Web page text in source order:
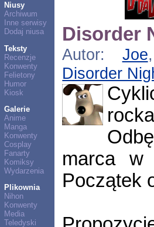
Niusy
Archiwum
Inne serwisy
Dodaj niusa
Teksty
Recenzje
Konwenty
Felietony
Humor
Kiosk
Galerie
Anime
Manga
Konwenty
Cosplay
Fanarty
Komiksy
Wydarzenia
Plikownia
Nihon
Konwenty
Media
Teledyski
Disorder
Autor: Joe
Disorder
marca w
Początek